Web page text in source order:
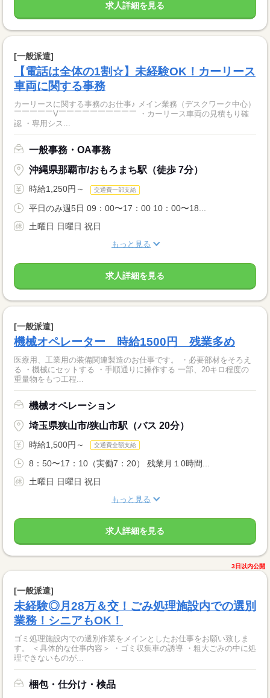
求人詳細を見る
[一般派遣]
【電話は全体の1割☆】未経験OK！カーリース
車両に関する事務
カーリースに関する事務のお仕事♪ メイン業務（デスクワーク中心）
￣￣￣￣￣V￣￣￣￣￣￣￣￣￣￣ ・カーリース車両の見積もり確
認 ・専用シス...
一般事務・OA事務
沖縄県那覇市/おもろまち駅（徒歩 7分）
時給1,250円～ 交通費一部支給
平日のみ週5日 09：00〜17：00 10：00〜18...
土曜日 日曜日 祝日
もっと見る
求人詳細を見る
[一般派遣]
機械オペレーター 時給1500円 残業多め
医療用、工業用の装備関連製造のお仕事です。 ・必要部材をそろえ
る ・機械にセットする ・手順通りに操作する 一部、20キロ程度の
重量物をもつ工程...
機械オペレーション
埼玉県狭山市/狭山市駅（バス 20分）
時給1,500円～ 交通費全額支給
8：50〜17：10（実働7：20） 残業月１0時間...
土曜日 日曜日 祝日
もっと見る
求人詳細を見る
3日以内公開
[一般派遣]
未経験◎月28万＆交！ごみ処理施設内での選別
業務！シニアもOK！
ゴミ処理施設内での選別作業をメインとしたお仕事をお願い致しま
す。 ＜具体的な仕事内容＞ ・ゴミ収集車の誘導 ・粗大ごみの中に処
理できないものが...
梱包・仕分け・検品